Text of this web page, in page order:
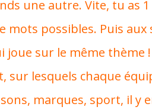
une autre. Vite, tu as
mots possibles. Puis aux
joue sur le même thème !
sur lesquels chaque
marques, sport, il y